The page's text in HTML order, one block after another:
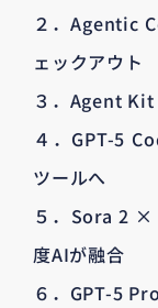
２．Agentic
ェックアウト
３．Agent Kit
４．GPT-5
ツールへ
５．Sora 2 ×
度AIが融合
６．GPT-5